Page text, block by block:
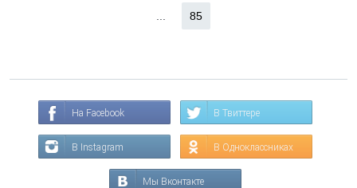
85
На Facebook В Твиттере
В Instagram В Одноклассниках
Мы Вконтакте